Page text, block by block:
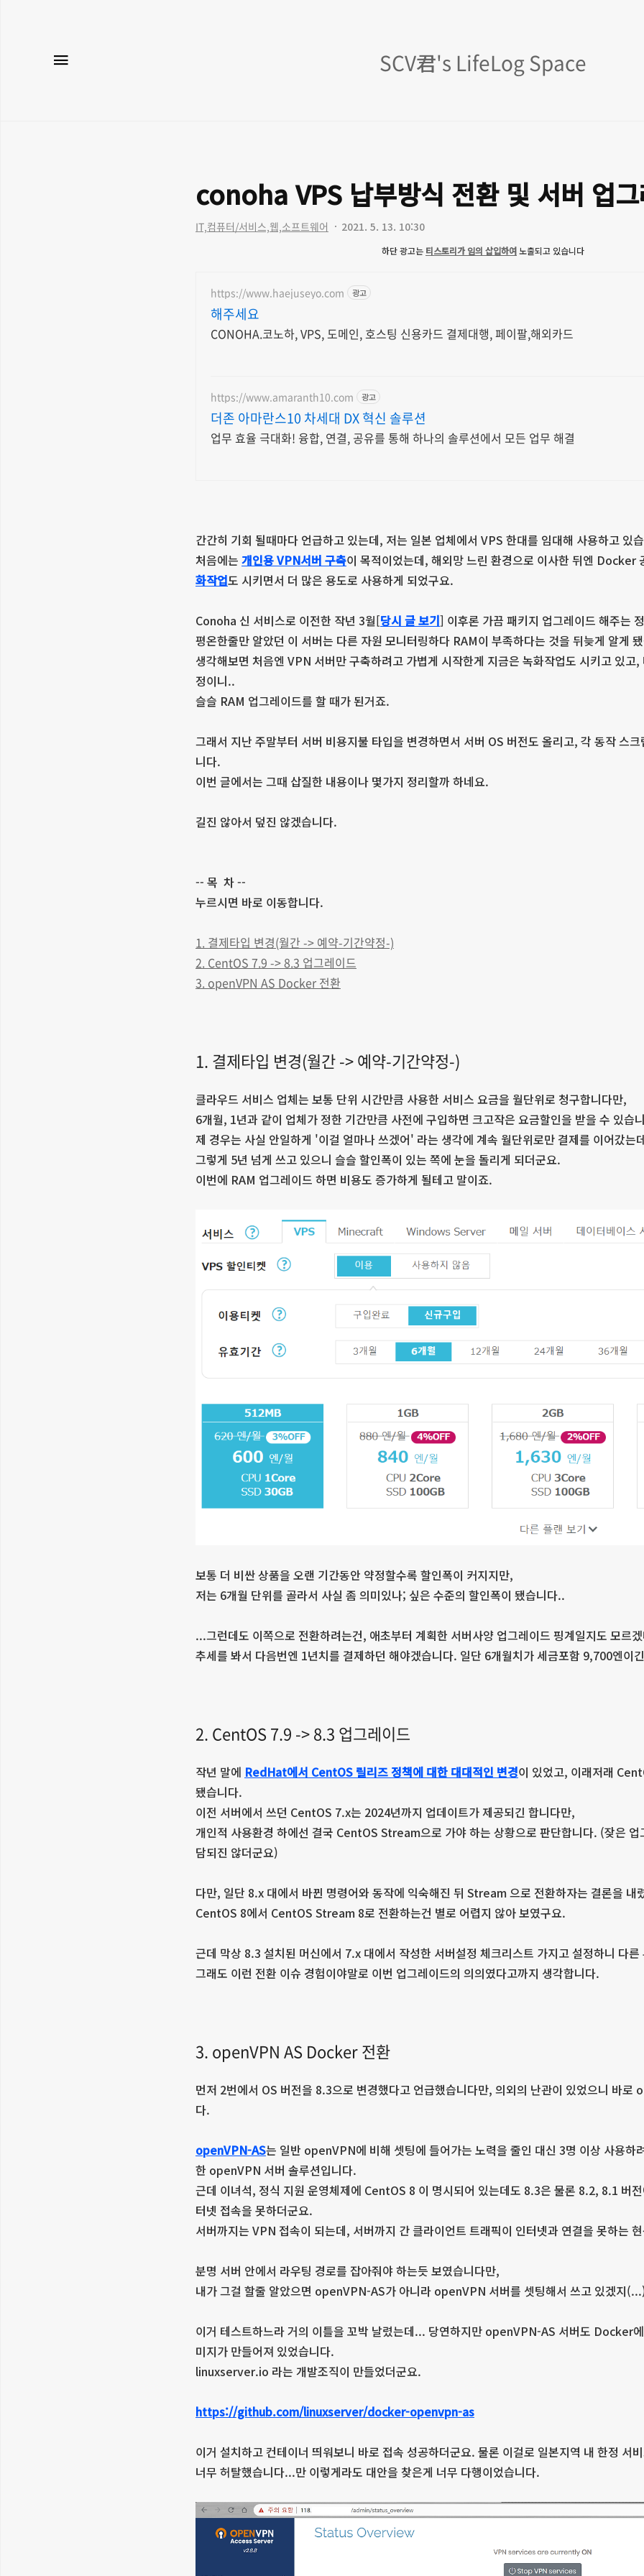
君's
SCV君's LifeLog Space
conoha VPS 납부방식 전환 및 서버 업
IT,컴퓨터/서비스,웹,소프트웨어 2021. 5. 13. 10:30
하단 광고는 티스토리가 임의 삽입하여노출되고 있습니다
https://www.haejuseyo.com 광고
해주세요
CONOHA.코노하, VPS, 도메인, 호스팅 신용카드 결제대행, 페이팔,해외카드
https://www.amaranth10.com 광고
더존 아마란스10 차세대 DX 혁신 솔루션
업무 효율 극대화! 융합, 연결, 공유를 통해 하나의 솔루션에서 모든 업무 해결
간간히 기회 될때마다 언급하고 있는데, 저는 일본 업체에서 VPS 한대를 임대해 사용하고 있
처음에는 개인용 VPN서버 구축이 목적이었는데, 해외망 느린 환경으로 이사한 뒤엔 Docker
화작업도 시키면서 더 많은 용도로 사용하게 되었구요.
Conoha 신 서비스로 이전한 작년 3월[당시 글 보기] 이후론 가끔 패키지 업그레이드 해주는
평온한줄만 알았던 이 서버는 다른 자원 모니터링하다 RAM이 부족하다는 것을 뒤늦게 알게
생각해보면 처음엔 VPN 서버만 구축하려고 가볍게 시작한게 지금은 녹화작업도 시키고 있고
정이니..
슬슬 RAM 업그레이드를 할 때가 된거죠.
그래서 지난 주말부터 서버 비용지불 타입을 변경하면서 서버 OS 버전도 올리고, 각 동작 스
니다.
이번 글에서는 그때 삽질한 내용이나 몇가지 정리할까 하네요.
길진 않아서 덮진 않겠습니다.
-- 목 차 --
누르시면 바로 이동합니다.
1. 결제타입 변경(월간 -> 예약-기간약정-)
2. CentOS 7.9 -> 8.3 업그레이드
3. openVPN AS Docker 전환
1. 결제타입 변경(월간 -> 예약-기간약정-)
클라우드 서비스 업체는 보통 단위 시간만큼 사용한 서비스 요금을 월단위로 청구합니다만,
6개월, 1년과 같이 업체가 정한 기간만큼 사전에 구입하면 크고작은 요금할인을 받을 수 있습
제 경우는 사실 안일하게 '이걸 얼마나 쓰겠어' 라는 생각에 계속 월단위로만 결제를 이어갔는
그렇게 5년 넘게 쓰고 있으니 슬슬 할인폭이 있는 쪽에 눈을 돌리게 되더군요.
이번에 RAM 업그레이드 하면 비용도 증가하게 될테고 말이죠.
보통 더 비싼 상품을 오랜 기간동안 약정할수록 할인폭이 커지지만,
저는 6개월 단위를 골라서 사실 좀 의미있나; 싶은 수준의 할인폭이 됐습니다..
...그런데도 이쪽으로 전환하려는건, 애초부터 계획한 서버사양 업그레이드 핑계일지도 모르
추세를 봐서 다음번엔 1년치를 결제하던 해야겠습니다. 일단 6개월치가 세금포함 9,700엔이
2. CentOS 7.9 -> 8.3 업그레이드
작년 말에 RedHat에서 CentOS 릴리즈 정책에 대한 대대적인 변경이 있었고, 이래저래
됐습니다.
이전 서버에서 쓰던 CentOS 7.x는 2024년까지 업데이트가 제공되긴 합니다만,
개인적 사용환경 하에선 결국 CentOS Stream으로 가야 하는 상황으로 판단합니다. (잦은 업
담되진 않더군요)
다만, 일단 8.x 대에서 바뀐 명령어와 동작에 익숙해진 뒤 Stream 으로 전환하자는 결론을 내
CentOS 8에서 CentOS Stream 8로 전환하는건 별로 어렵지 않아 보였구요.
근데 막상 8.3 설치된 머신에서 7.x 대에서 작성한 서버설정 체크리스트 가지고 설정하니 다
그래도 이런 전환 이슈 경험이야말로 이번 업그레이드의 의의였다고까지 생각합니다.
3. openVPN AS Docker 전환
먼저 2번에서 OS 버전을 8.3으로 변경했다고 언급했습니다만, 의외의 난관이 있었으니 바로
다.
openVPN-AS는 일반 openVPN에 비해 셋팅에 들어가는 노력을 줄인 대신 3명 이상 사용하
한 openVPN 서버 솔루션입니다.
근데 이녀석, 정식 지원 운영체제에 CentOS 8 이 명시되어 있는데도 8.3은 물론 8.2, 8.1 버
터넷 접속을 못하더군요.
서버까지는 VPN 접속이 되는데, 서버까지 간 클라이언트 트래픽이 인터넷과 연결을 못하는
분명 서버 안에서 라우팅 경로를 잡아줘야 하는듯 보였습니다만,
내가 그걸 할줄 알았으면 openVPN-AS가 아니라 openVPN 서버를 셋팅해서 쓰고 있겠지
이거 테스트하느라 거의 이틀을 꼬박 날렸는데... 당연하지만 openVPN-AS 서버도 Docker
미지가 만들어져 있었습니다.
linuxserver.io 라는 개발조직이 만들었더군요.
https://github.com/linuxserver/docker-openvpn-as
이거 설치하고 컨테이너 띄워보니 바로 접속 성공하더군요. 물론 이걸로 일본지역 내 한정 서
너무 허탈했습니다...만 이렇게라도 대안을 찾은게 너무 다행이었습니다.